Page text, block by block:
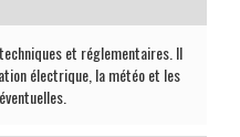
et réglementaires. Il
électrique, la météo et les